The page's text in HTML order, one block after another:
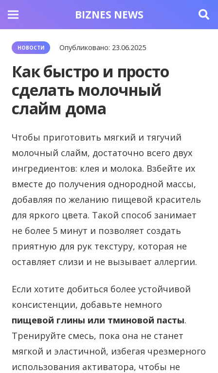
BIZNES NEWS
НОВОСТИ Опубликовано: 23.06.2025
Как быстро и просто
сделать молочный
слайм дома
Чтобы приготовить мягкий и тягучий
молочный слайм, достаточно всего двух
ингредиентов: клея и молока. Взбейте их
вместе до получения однородной массы,
добавляя по желанию пищевой краситель
для яркого цвета. Такой способ занимает
не более 5 минут и позволяет создать
приятную для рук текстуру, которая не
оставляет слизи и не вызывает аллергии.
Если хотите добиться более устойчивой
консистенции, добавьте немного
пищевой глины или тминовой пасты.
Тренируйте смесь, пока она не станет
мягкой и эластичной, избегая чрезмерного
использования активатора, чтобы не